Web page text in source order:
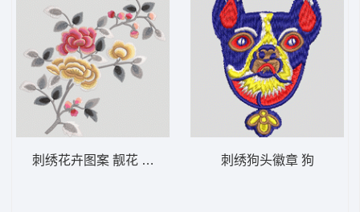
刺绣花卉图案 靓花 旗袍 刺绣狗头徽章 狗